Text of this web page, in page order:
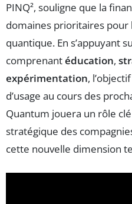
PINQ², souligne que la
domaines prioritaires pour
quantique. En s’appuyant
comprenantéducation,
expérimentation,
d’usage au cours des
Quantum jouera un rôle
stratégique des
cette nouvelle dimension